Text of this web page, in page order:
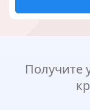
Получите